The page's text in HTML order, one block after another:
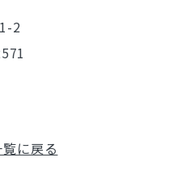
2
に戻る